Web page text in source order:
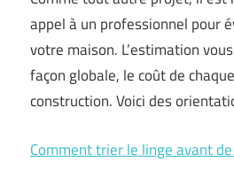
appel à un professionnel pour
votre maison. L’estimation
façon globale, le coût de
construction. Voici des
Comment trier le linge avant